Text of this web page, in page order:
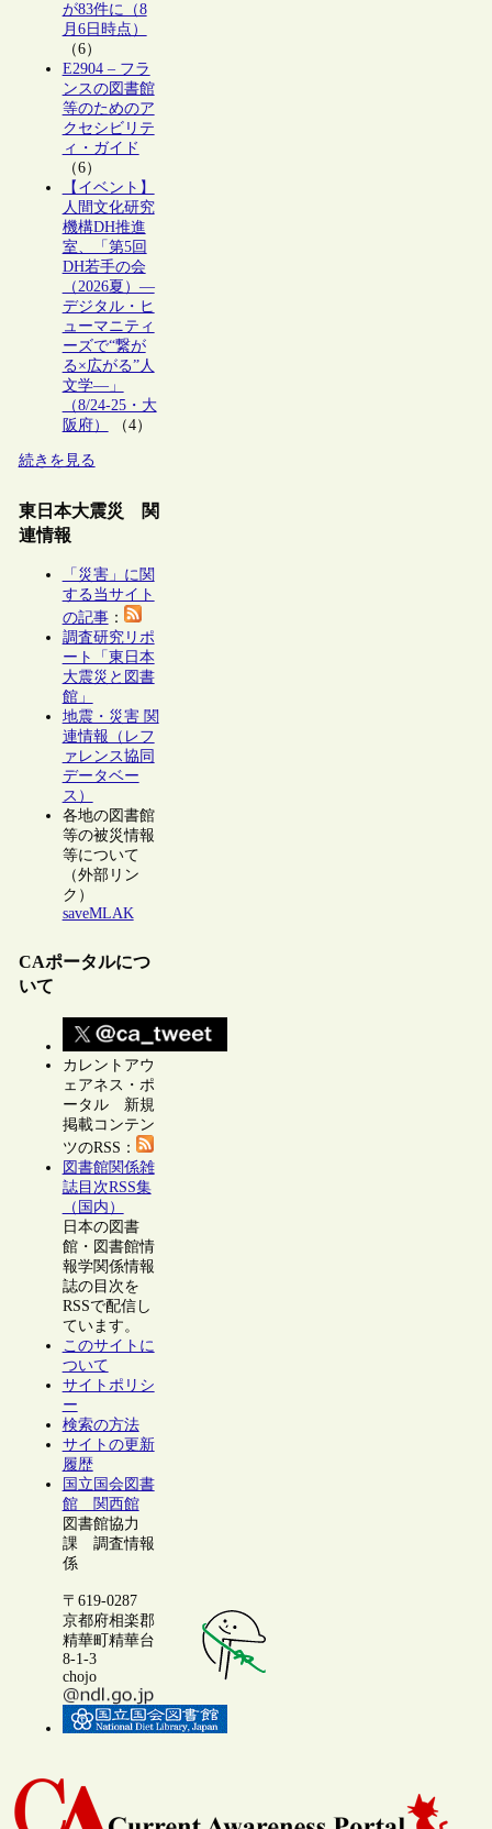
が83件に（8
月6日時点）
（6）
E2904 – フラ
ンスの図書館
等のためのア
クセシビリテ
ィ・ガイド
（6）
【イベント】
人間文化研究
機構DH推進
室、「第5回
DH若手の会
（2026夏）―
デジタル・ヒ
ューマニティ
ーズで“繋が
る×広がる”人
文学―」
（8/24-25・大
阪府）
（4）
続きを見る
東日本大震災 関
連情報
「災害」に関
する当サイト
の記事：
調査研究リポ
ート「東日本
大震災と図書
館」
地震・災害 関
連情報（レフ
ァレンス協同
データベー
ス）
各地の図書館
等の被災情報
等について
（外部リン
ク）
saveMLAK
CAポータルにつ
いて
カレントアウ
ェアネス・ポ
ータル 新規
掲載コンテン
ツのRSS：
図書館関係雑
誌目次RSS集
（国内）
日本の図書
館・図書館情
報学関係情報
誌の目次を
RSSで配信し
ています。
このサイトに
ついて
サイトポリシ
ー
検索の方法
サイトの更新
履歴
国立国会図書
館 関西館
図書館協力
課 調査情報
係
〒619-0287
京都府相楽郡
精華町精華台
8-1-3
chojo